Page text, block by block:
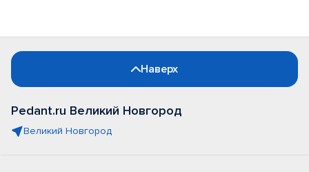
Наверх
Pedant.ru Великий Новгород
Великий Новгород